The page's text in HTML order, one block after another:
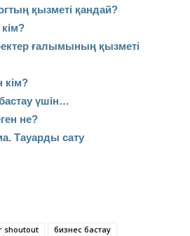
қызметі қандай?
ғалымының қызметі
кім?
үшін…
не?
Тауарды сату
shoutout
бизнес бастау